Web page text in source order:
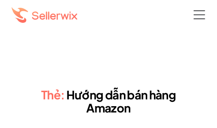
Thẻ: Hướng dẫn bán hàng
Amazon